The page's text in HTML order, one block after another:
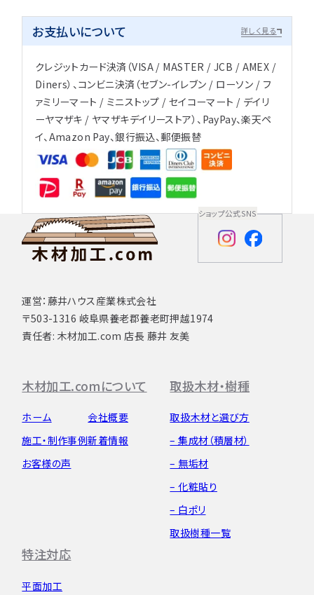
お支払いについて 詳しく見る
クレジットカード決済（VISA / MASTER / JCB / AMEX /
Diners）、コンビニ決済（セブン-イレブン / ローソン / フ
ァミリーマート / ミニストップ / セイコーマート / デイリ
ーヤマザキ / ヤマザキデイリーストア）、PayPay、楽天ペ
イ、Amazon Pay、銀行振込、郵便振替
運営：藤井ハウス産業株式会社
〒503-1316 岐阜県養老郡養老町押越1974
責任者: 木材加工.com 店長 藤井 友美
ショップ公式SNS
木材加工.comについて
ホーム
施工・制作事例
お客様の声
会社概要
新着情報
取扱木材・樹種
取扱木材と選び方
– 集成材（積層材）
– 無垢材
– 化粧貼り
– 白ポリ
取扱樹種一覧
特注対応
平面加工